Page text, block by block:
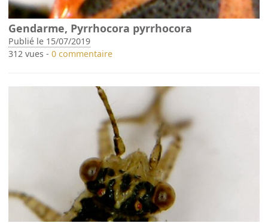
Gendarme, Pyrrhocora pyrrhocora
Publié le 15/07/2019
312 vues -0 commentaire